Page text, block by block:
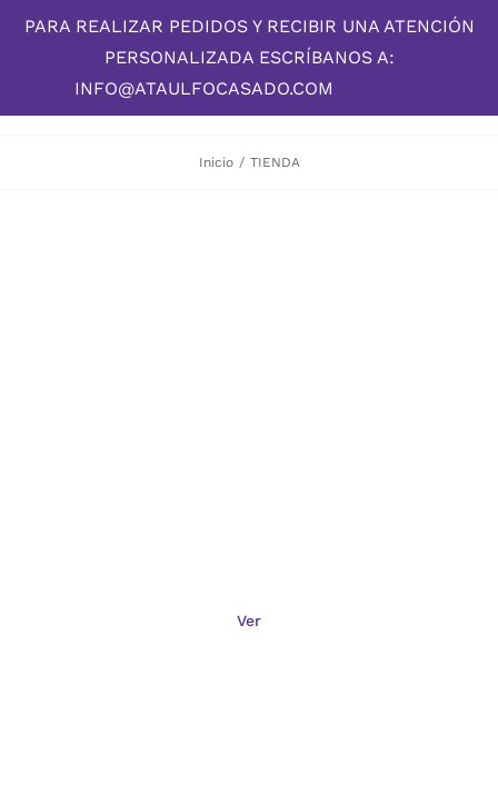
Inicio / TIENDA
Ver
PARA REALIZAR PEDIDOS Y RECIBIR UNA ATENCIÓN
PERSONALIZADA ESCRÍBANOS A:
INFO@ATAULFOCASADO.COM